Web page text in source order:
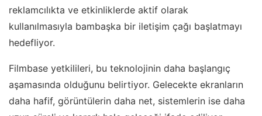
reklamcılıkta ve etkinliklerde aktif olarak
kullanılmasıyla bambaşka bir iletişim çağı başlatmayı
hedefliyor.
Filmbase yetkilileri, bu teknolojinin daha başlangıç
aşamasında olduğunu belirtiyor. Gelecekte ekranların
daha hafif, görüntülerin daha net, sistemlerin ise daha